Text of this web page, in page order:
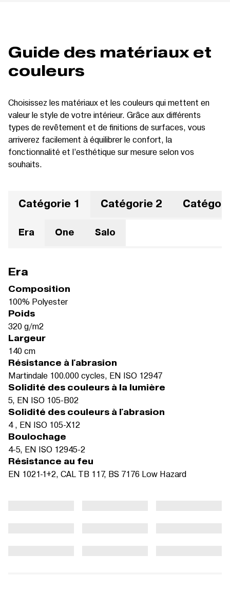
Guide des matériaux et
couleurs
Choisissez les matériaux et les couleurs qui mettent en
valeur le style de votre intérieur. Grâce aux différents
types de revêtement et de finitions de surfaces, vous
arriverez facilement à équilibrer le confort, la
fonctionnalité et l’esthétique sur mesure selon vos
souhaits.
Catégorie 1 Catégorie 2
Era One Salo
Era
Composition
100% Polyester
Poids
320 g/m2
Largeur
140 cm
Résistance à l'abrasion
Martindale 100.000 cycles, EN ISO 12947
Solidité des couleurs à la lumière
5, EN ISO 105-B02
Solidité des couleurs à l'abrasion
4 , EN ISO 105-X12
Boulochage
4-5, EN ISO 12945-2
Résistance au feu
EN 1021-1+2, CAL TB 117, BS 7176 Low Hazard